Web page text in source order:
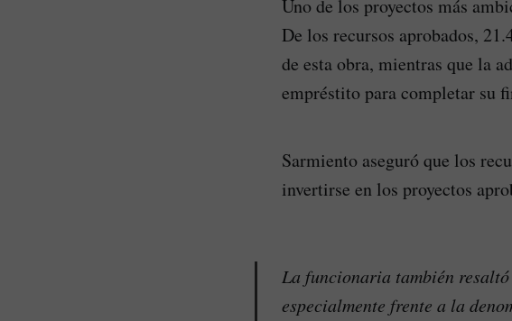
Uno de los proyectos más
De los recursos aprobados,
de esta obra, mientras que la
empréstito para completar su
Sarmiento aseguró que los
invertirse en los proyectos
La funcionaria también
especialmente frente a la